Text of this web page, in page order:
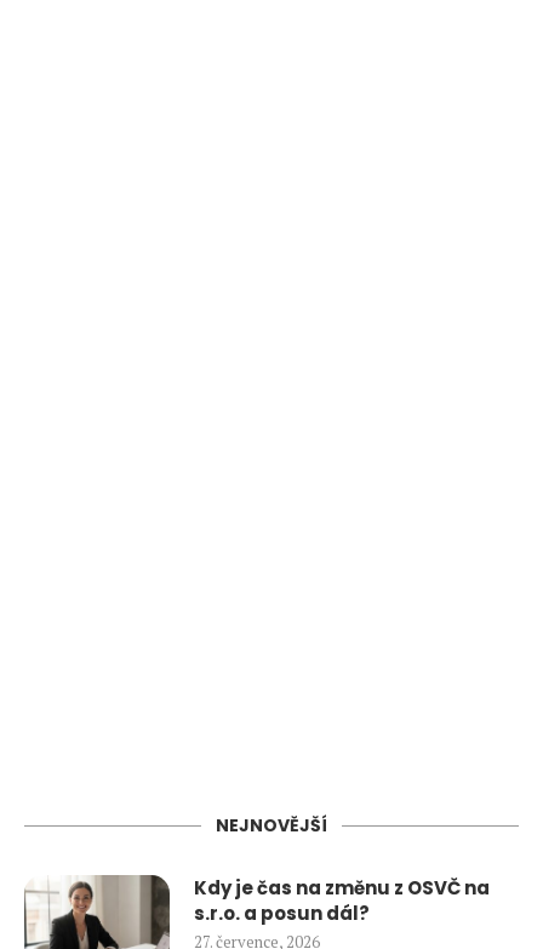
NEJNOVĚJŠÍ
Kdy je čas na změnu z OSVČ na
s.r.o. a posun dál?
27. července, 2026